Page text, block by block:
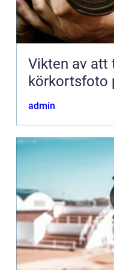
Vikten av att
körkortsfoto
admin